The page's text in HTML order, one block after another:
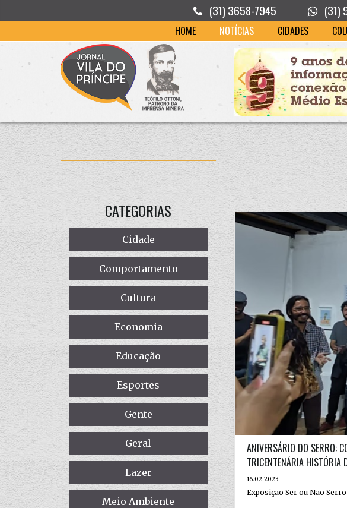
(31) 3658-7945 (31)
HOME NOTÍCIAS CIDADES
CATEGORIAS
Cidade
Comportamento
Cultura
Economia
Educação
Esportes
Gente
Geral
Lazer
Meio Ambiente
ANIVERSÁRIO DO SERRO:
TRICENTENÁRIA HISTÓRIA
16.02.2023
Exposição Ser ou Não